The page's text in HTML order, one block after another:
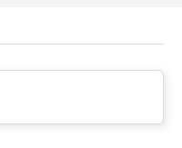
なしに「本ソフト
フトウエア」を